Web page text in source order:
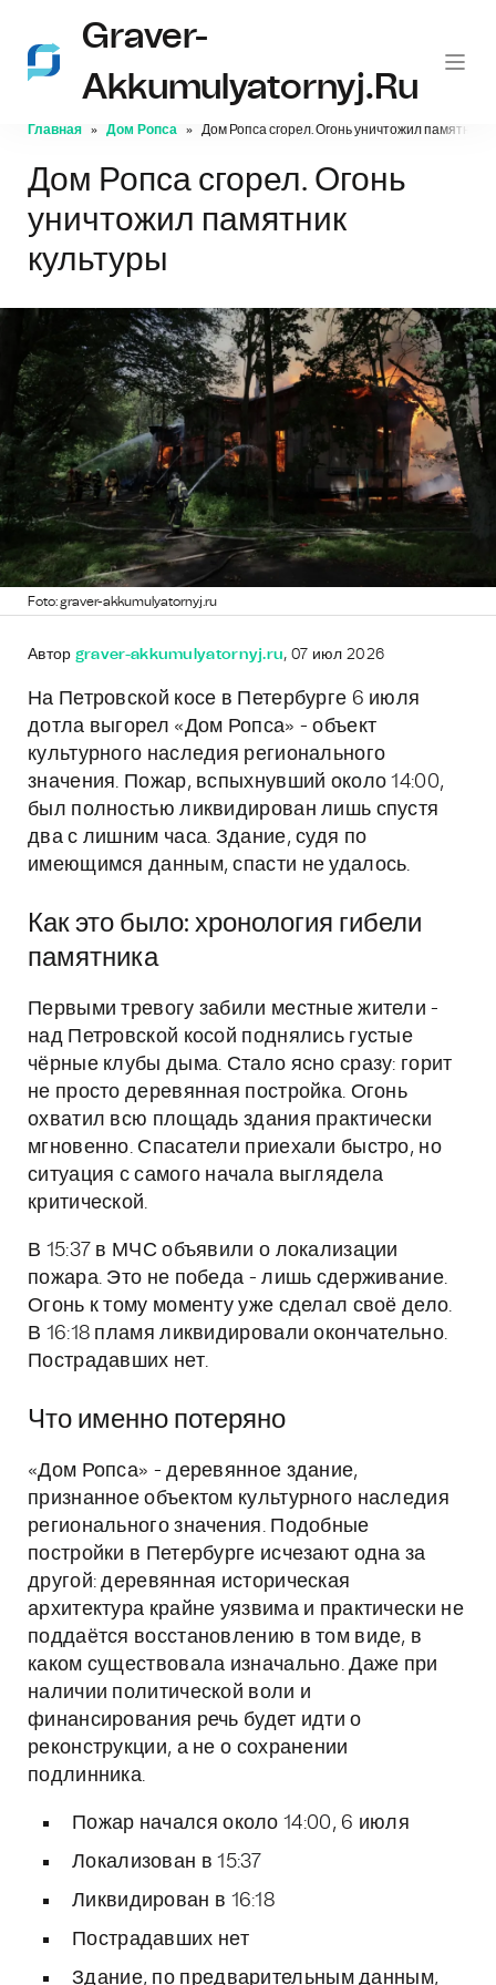
Graver-
Akkumulyatornyj.ru
Главная Дом Ропса Дом Ропса сгорел. Огонь уничтожил памятник
Дом Ропса сгорел. Огонь
уничтожил памятник
культуры
Foto: graver-akkumulyatornyj.ru
Автор graver-akkumulyatornyj.ru, 07 июл 2026
На Петровской косе в Петербурге 6 июля
дотла выгорел «Дом Ропса» - объект
культурного наследия регионального
значения. Пожар, вспыхнувший около 14:00,
был полностью ликвидирован лишь спустя
два с лишним часа. Здание, судя по
имеющимся данным, спасти не удалось.
Как это было: хронология гибели
памятника
Первыми тревогу забили местные жители -
над Петровской косой поднялись густые
чёрные клубы дыма. Стало ясно сразу: горит
не просто деревянная постройка. Огонь
охватил всю площадь здания практически
мгновенно. Спасатели приехали быстро, но
ситуация с самого начала выглядела
критической.
В 15:37 в МЧС объявили о локализации
пожара. Это не победа - лишь сдерживание.
Огонь к тому моменту уже сделал своё дело.
В 16:18 пламя ликвидировали окончательно.
Пострадавших нет.
Что именно потеряно
«Дом Ропса» - деревянное здание,
признанное объектом культурного наследия
регионального значения. Подобные
постройки в Петербурге исчезают одна за
другой: деревянная историческая
архитектура крайне уязвима и практически не
поддаётся восстановлению в том виде, в
каком существовала изначально. Даже при
наличии политической воли и
финансирования речь будет идти о
реконструкции, а не о сохранении
подлинника.
Пожар начался около 14:00, 6 июля
Локализован в 15:37
Ликвидирован в 16:18
Пострадавших нет
Здание, по предварительным данным,